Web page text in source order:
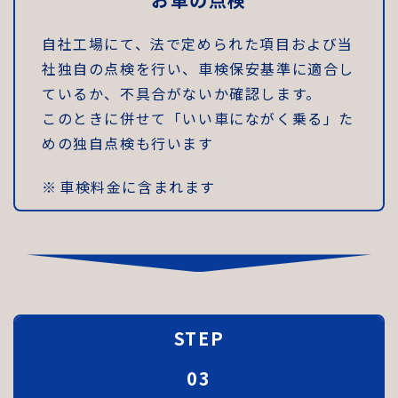
自社工場にて、法で定められた項目および当
社独自の点検を行い、車検保安基準に適合し
ているか、不具合がないか確認します。
このときに併せて「いい車にながく乗る」た
めの独自点検も行います
車検料金に含まれます
STEP
03